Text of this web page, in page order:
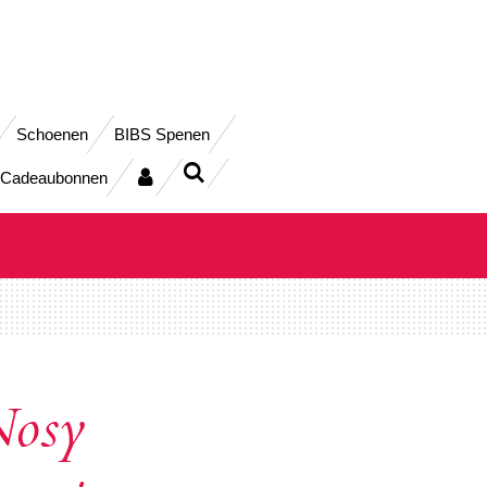
Schoenen BIBS Spenen
Cadeaubonnen